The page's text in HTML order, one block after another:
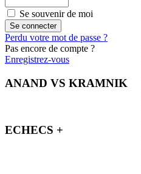
Se souvenir de moi
Perdu votre mot de passe ?
Pas encore de compte ?
Enregistrez-vous
ANAND VS KRAMNIK
ECHECS +